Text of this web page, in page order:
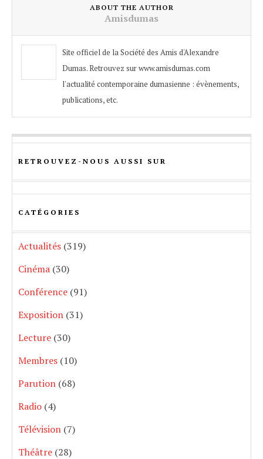
ABOUT THE AUTHOR
Amisdumas
Site officiel de la Société des Amis d'Alexandre
Dumas. Retrouvez sur www.amisdumas.com
l'actualité contemporaine dumasienne : évènements,
publications, etc.
RETROUVEZ-NOUS AUSSI SUR
CATÉGORIES
Actualités (319)
Cinéma (30)
Conférence (91)
Exposition (31)
Lecture (30)
Membres (10)
Parution (68)
Radio (4)
Télévision (7)
Théâtre (28)